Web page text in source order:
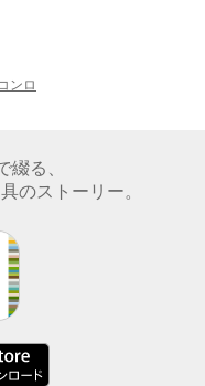
ンロ
綴る、
のストーリー。